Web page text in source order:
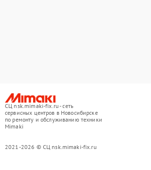
СЦ nsk.mimaki-fix.ru - сеть
сервисных центров в Новосибирске
по ремонту и обслуживанию техники
Mimaki
2021-2026 © СЦ nsk.mimaki-fix.ru